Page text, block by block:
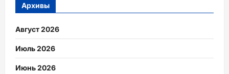
Архивы
Август 2026
Июль 2026
Июнь 2026